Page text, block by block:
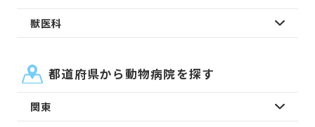
獣医科
都道府県から動物病院を探す
関東